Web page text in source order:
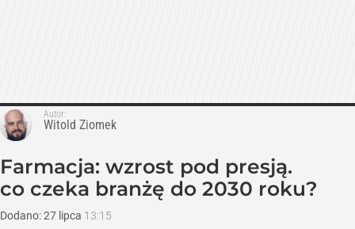
Autor:
Witold Ziomek
Farmacja: wzrost pod presją.
co czeka branżę do 2030 roku?
Dodano:27 lipca 13:15